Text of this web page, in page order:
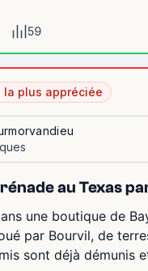
59
plus appréciée
au Texas
une boutique de
par Bourvil, de
sont déjà démunis